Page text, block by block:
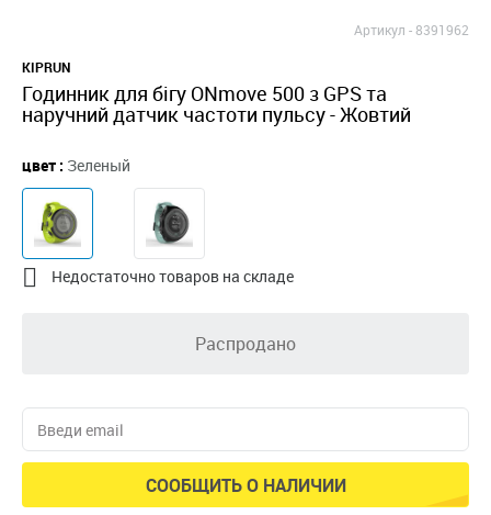
Артикул -8391962
KIPRUN
Годинник для бігу ONmove 500 з GPS та
наручний датчик частоти пульсу - Жовтий
цвет : Зеленый
 Недостаточно товаров на складе
Распродано
СООБЩИТЬ О НАЛИЧИИ